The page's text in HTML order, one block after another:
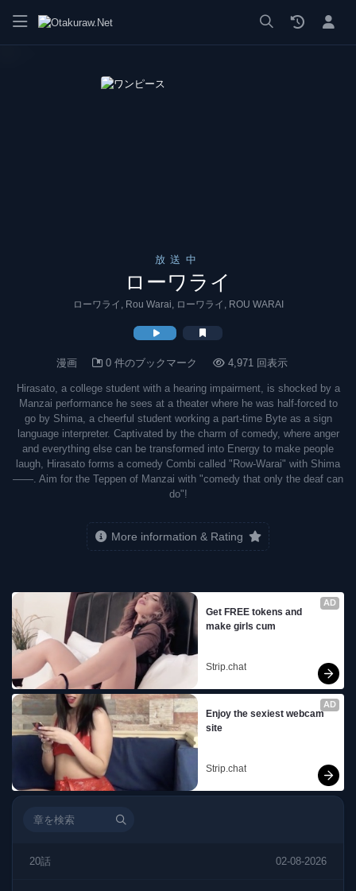
放送中
ローワライ
ローワライ, Rou Warai, ローワライ, ROU WARAI
漫画 0 件のブックマーク 4,971 回表示
Hirasato, a college student with a hearing impairment, is shocked by a
Manzai performance he sees at a theater where he was half-forced to
go by Shima, a cheerful student working a part-time Byte as a sign
language interpreter. Captivated by the charm of comedy, where anger
and everything else can be transformed into Energy to make people
laugh, Hirasato forms a comedy Combi called "Row-Warai" with Shima
——. Aim for the Teppen of Manzai with "comedy that only the deaf can
do"!
More information & Rating
AD
Get FREE tokens and
make girls cum
Strip.chat
AD
Enjoy the sexiest webcam
site
Strip.chat
20話 02-08-2026